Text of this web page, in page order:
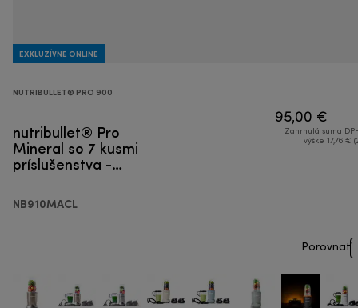
EXKLUZÍVNE ONLINE
NUTRIBULLET® PRO 900
nutribullet® Pro
Mineral so 7 kusmi
príslušenstva -
NB910MACL
95,00 €
Zahrnutá suma
výške 17,76 €
Porovnať